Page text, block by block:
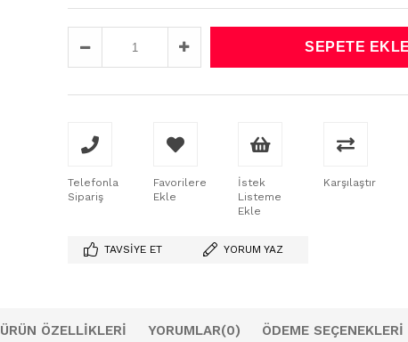
Telefonla
Sipariş
Favorilere
Ekle
İstek
Listeme
Ekle
Karşılaştır
TAVSIYE ET YORUM YAZ
ÜRÜN ÖZELLIKLERI YORUMLAR(0) ÖDEME SEÇENEKLERI